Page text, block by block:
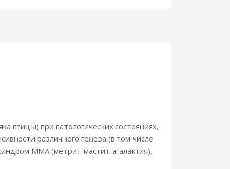
птицы) при патологических состояниях,
различного генеза (в том числе
ММА (метрит-мастит-агалактия),